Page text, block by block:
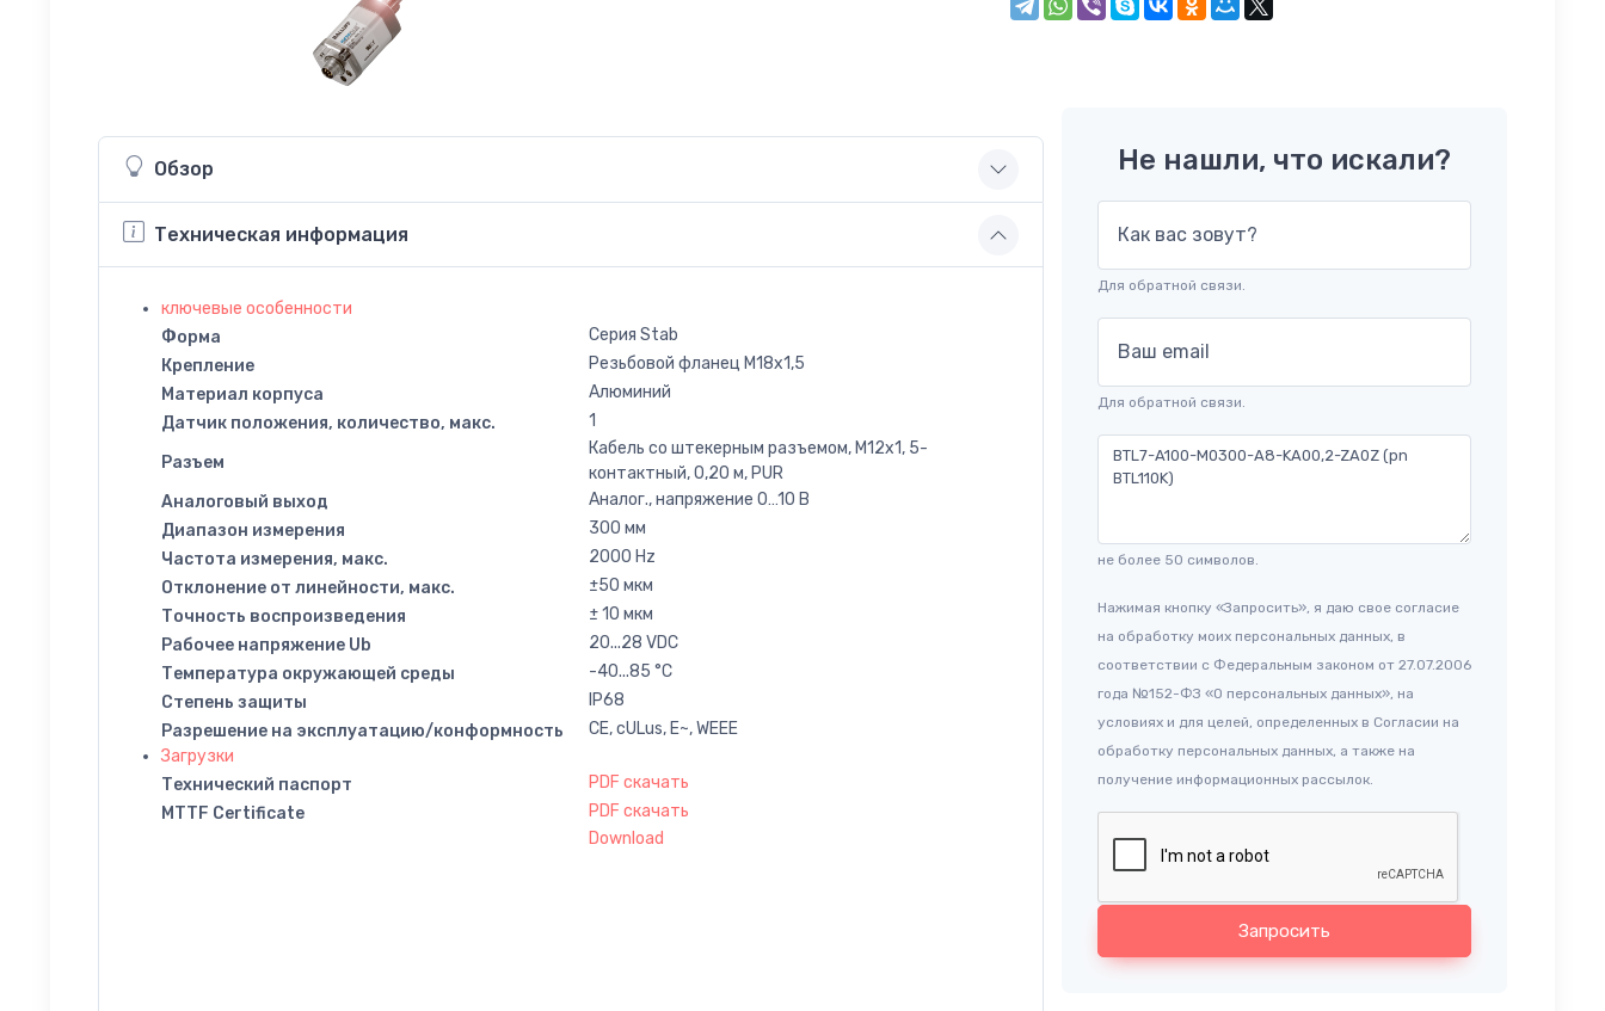
Обзор
Техническая информация
ключевые особенности
Форма
Серия Stab
Крепление
Резьбовой фланец M18x1,5
Материал корпуса
Алюминий
Датчик положения, количество, макс.
1
Разъем
Кабель со штекерным разъемом, M12x1, 5-
контактный, 0,20 м, PUR
Аналоговый выход
Аналог., напряжение 0…10 В
Диапазон измерения
300 мм
Частота измерения, макс.
2000 Hz
Отклонение от линейности, макс.
±50 мкм
Точность воспроизведения
± 10 мкм
Рабочее напряжение Ub
20...28 VDC
Температура окружающей среды
-40...85 °C
Степень защиты
IP68
Разрешение на эксплуатацию/конформность
CE, cULus, E~, WEEE
Загрузки
Технический паспорт
PDF скачать
MTTF Certificate
PDF скачать
Download
Не нашли, что искали?
Как вас зовут?
Для обратной связи.
Ваш email
Для обратной связи.
не более 50 символов.
Нажимая кнопку «Запросить», я даю свое согласие
на обработку моих персональных данных, в
соответствии с Федеральным законом от 27.07.2006
года №152-ФЗ «О персональных данных», на
условиях и для целей, определенных в Согласии на
обработку персональных данных, а также на
получение информационных рассылок.
Запросить